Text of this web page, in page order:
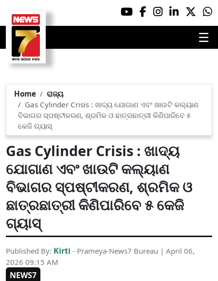
☰
Home
ରାଜ୍ୟ
Gas Cylinder Crisis : ଖାଦ୍ୟ ଯୋଗାଣ ଏବଂ ଖାଉଟି କଲ୍ୟାଣ
ବିଭାଗର ସ୍ପଷ୍ଟୀକରଣ, ଶ୍ରମିକ ଓ ଛାତ୍ରଛାତ୍ରୀ କିଣିପାରିବେ ୫
କେଜି ଗ୍ୟାସ୍
Gas Cylinder Crisis : ଖାଦ୍ୟ
ଯୋଗାଣ ଏବଂ ଖାଉଟି କଲ୍ୟାଣ
ବିଭାଗର ସ୍ପଷ୍ଟୀକରଣ, ଶ୍ରମିକ ଓ
ଛାତ୍ରଛାତ୍ରୀ କିଣିପାରିବେ ୫ କେଜି
ଗ୍ୟାସ୍
Published By: Kirti - Prameya-News7 Bureau | April 06,
2026 09:15 AM
NEWS7